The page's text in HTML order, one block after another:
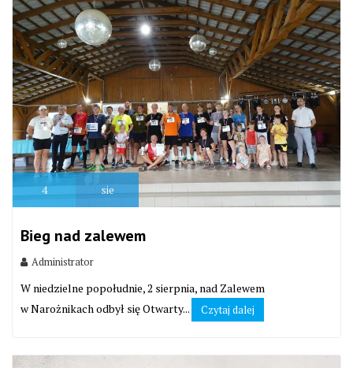
4 sie
Bieg nad zalewem
Administrator
W niedzielne popołudnie, 2 sierpnia, nad Zalewem
w Narożnikach odbył się Otwarty...
Czytaj dalej